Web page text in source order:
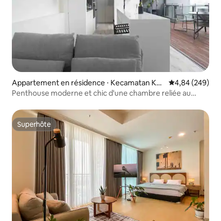
Appartement en résidence ⋅ Kecamatan Ke
mbangan
Évaluation
4,84 (249)
Penthouse moderne et chic d'une chambre reliée au
Superhôte
Superhôte